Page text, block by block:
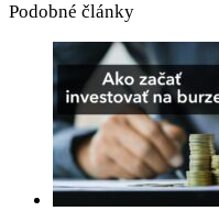
Podobné články